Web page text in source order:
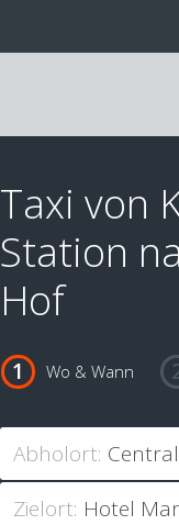
Taxi von
Station
Hof
Wo & Wann
Abholort:
Zielort: